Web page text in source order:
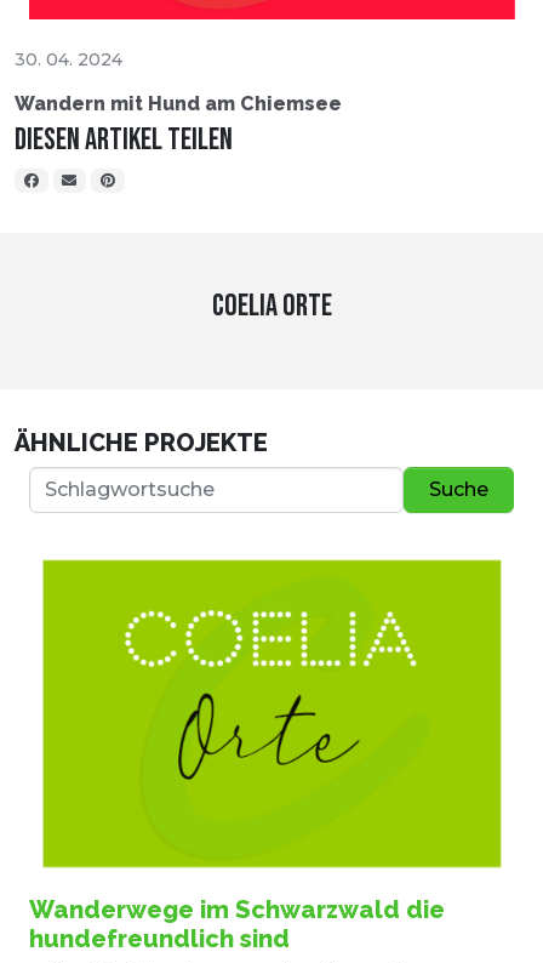
30. 04. 2024
Wandern mit Hund am Chiemsee
Diesen Artikel teilen
COELIA ORTE
ÄHNLICHE PROJEKTE
Suche
Wanderwege im Schwarzwald die
hundefreundlich sind